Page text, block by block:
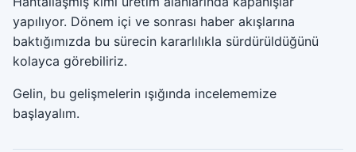
yapılıyor. Dönem içi ve sonrası haber akışlarına
baktığımızda bu sürecin kararlılıkla sürdürüldüğünü
kolayca görebiliriz.
Gelin, bu gelişmelerin ışığında incelememize
başlayalım.